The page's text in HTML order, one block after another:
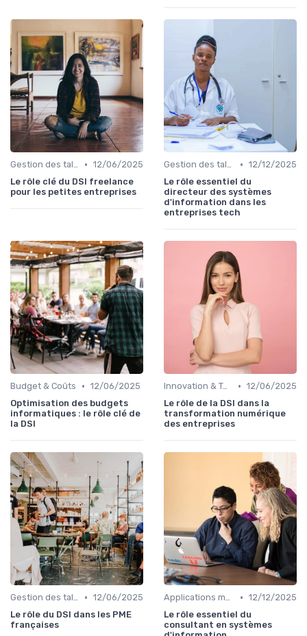
Gestion des talents IT • 12/06/2025
Le rôle clé du DSI freelance
pour les petites entreprises
Gestion des talents IT • 12/12/2025
Le rôle essentiel du
directeur des systèmes
d'information dans les
entreprises tech
Budget & Coûts • 12/06/2025
Optimisation des budgets
informatiques : le rôle clé de
la DSI
Innovation & Tendances • 12/06/2025
Le rôle de la DSI dans la
transformation numérique
des entreprises
Gestion des talents IT • 12/06/2025
Le rôle du DSI dans les PME
françaises
Applications métiers • 12/12/2025
Le rôle essentiel du
consultant en systèmes